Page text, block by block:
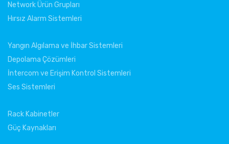
Network Ürün Grupları
Hırsız Alarm Sistemleri
Yangın Algılama ve İhbar Sistemleri
Depolama Çözümleri
İntercom ve Erişim Kontrol Sistemleri
Ses Sistemleri
Rack Kabinetler
Güç Kaynakları